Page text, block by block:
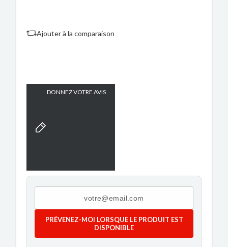
Ajouter à la comparaison
DONNEZ VOTRE AVIS
PRÉVENEZ-MOI LORSQUE LE PRODUIT EST
DISPONIBLE